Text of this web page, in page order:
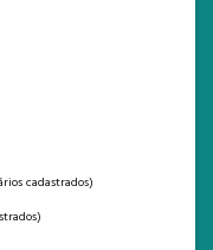
cadastrados)